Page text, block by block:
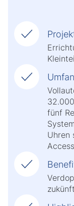
fünf
Uhren